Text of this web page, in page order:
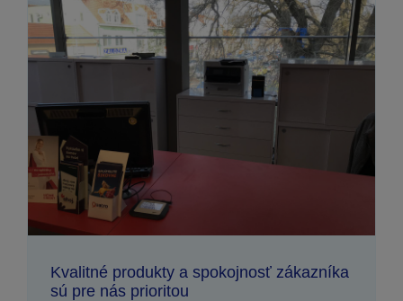
Kvalitné produkty a spokojnosť zákazníka
sú pre nás prioritou